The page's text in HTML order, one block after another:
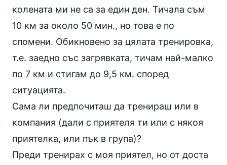
колената ми не са за един ден. Тичала съм
10 км за около 50 мин., но това е по
спомени. Обикновено за цялата тренировка,
т.е. заедно със загрявката, тичам най-малко
по 7 км и стигам до 9,5 км. според
ситуацията.
Сама ли предпочиташ да тренираш или в
компания (дали с приятеля ти или с някоя
приятелка, или пък в група)?
Преди тренирах с моя приятел, но от доста